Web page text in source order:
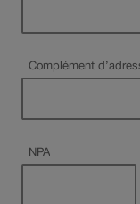
NPAChamp obligatoire